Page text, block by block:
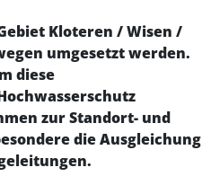
Kloteren / Wisen /
umgesetzt werden.
diese
zur Standort- und
die Ausgleichung